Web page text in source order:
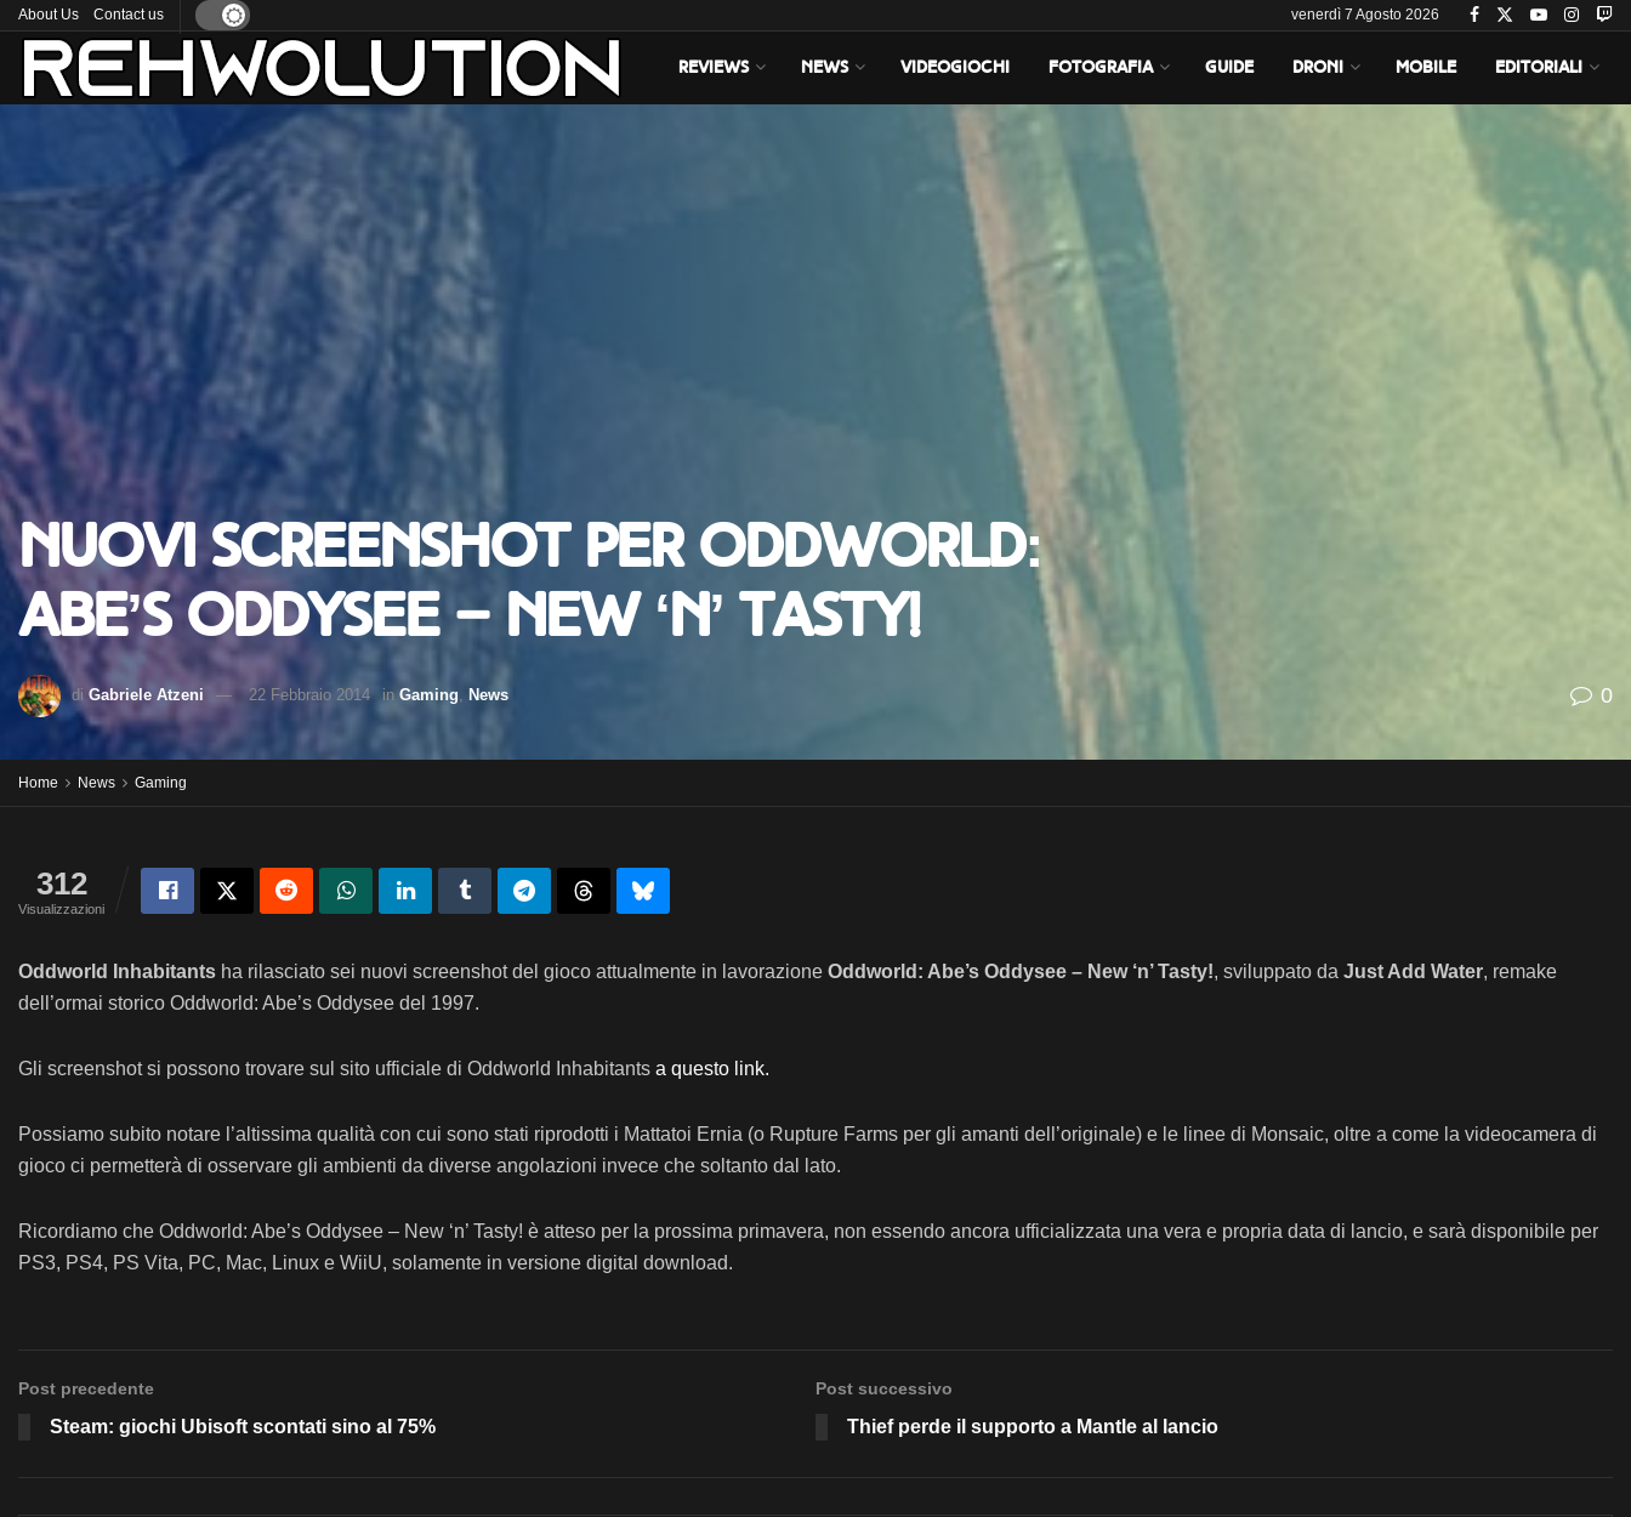
About Us Contact us venerdì 7 Agosto 2026
REVIEWS NEWS VIDEOGIOCHI FOTOGRAFIA GUIDE DRONI MOBILE EDITORIALI
Nuovi screenshot per Oddworld:
Abe’s Oddysee – New ‘n’ Tasty!
di Gabriele Atzeni 22 Febbraio 2014 in Gaming News 0
Home News Gaming
312
Visualizzazioni
Oddworld Inhabitants ha rilasciato sei nuovi screenshot del gioco attualmente in lavorazione Oddworld: Abe’s Oddysee – New ‘n’ Tasty!, sviluppato da Just Add Water, remake
dell’ormai storico Oddworld: Abe’s Oddysee del 1997.
Gli screenshot si possono trovare sul sito ufficiale di Oddworld Inhabitants a questo link.
Possiamo subito notare l’altissima qualità con cui sono stati riprodotti i Mattatoi Ernia (o Rupture Farms per gli amanti dell’originale) e le linee di Monsaic, oltre a come la videocamera di
gioco ci permetterà di osservare gli ambienti da diverse angolazioni invece che soltanto dal lato.
Ricordiamo che Oddworld: Abe’s Oddysee – New ‘n’ Tasty! è atteso per la prossima primavera, non essendo ancora ufficializzata una vera e propria data di lancio, e sarà disponibile per
PS3, PS4, PS Vita, PC, Mac, Linux e WiiU, solamente in versione digital download.
Post precedente
Steam: giochi Ubisoft scontati sino al 75%
Post successivo
Thief perde il supporto a Mantle al lancio